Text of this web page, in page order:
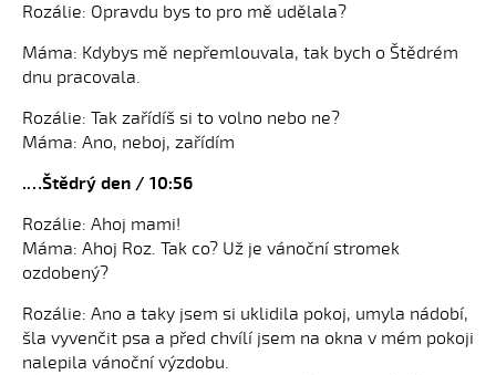
Rozálie: Opravdu bys to pro mě udělala?
Máma: Kdybys mě nepřemlouvala, tak bych o Štědrém
dnu pracovala.
Rozálie: Tak zařídíš si to volno nebo ne?
Máma: Ano, neboj, zařídím
.…Štědrý den / 10:56
Rozálie: Ahoj mami!
Máma: Ahoj Roz. Tak co? Už je vánoční stromek
ozdobený?
Rozálie: Ano a taky jsem si uklidila pokoj, umyla nádobí,
šla vyvenčit psa a před chvílí jsem na okna v mém pokoji
nalepila vánoční výzdobu.